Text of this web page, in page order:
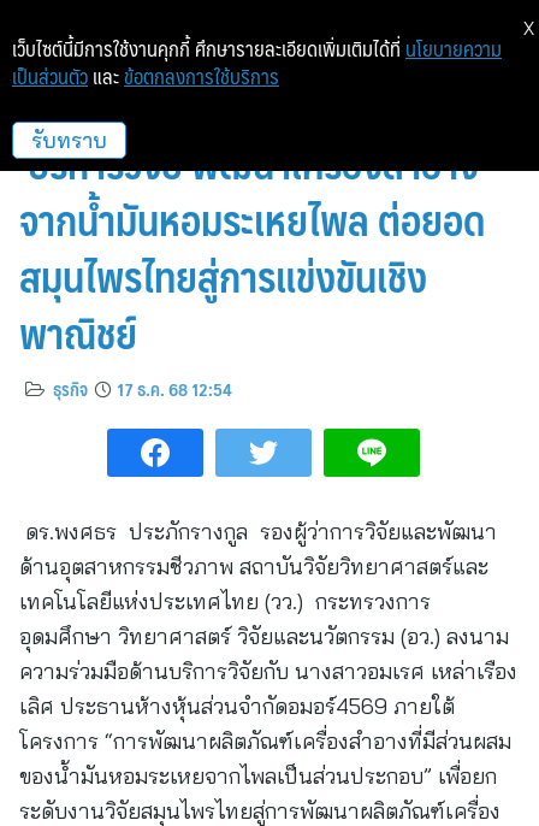
วว. ร่วมมือ หจก. อมอร์4569
บริการวิจัย พัฒนาเครื่องสำอาง
จากน้ำมันหอมระเหยไพล ต่อยอด
สมุนไพรไทยสู่การแข่งขันเชิง
พาณิชย์
ธุรกิจ 17 ธ.ค. 68 12:54
ดร.พงศธร ประภักรางกูล รองผู้ว่าการวิจัยและพัฒนา
ด้านอุตสาหกรรมชีวภาพ สถาบันวิจัยวิทยาศาสตร์และ
เทคโนโลยีแห่งประเทศไทย (วว.) กระทรวงการ
อุดมศึกษา วิทยาศาสตร์ วิจัยและนวัตกรรม (อว.) ลงนาม
ความร่วมมือด้านบริการวิจัยกับ นางสาวอมเรศ เหล่าเรือง
เลิศ ประธานห้างหุ้นส่วนจำกัดอมอร์4569 ภายใต้
โครงการ “การพัฒนาผลิตภัณฑ์เครื่องสำอางที่มีส่วนผสม
ของน้ำมันหอมระเหยจากไพลเป็นส่วนประกอบ” เพื่อยก
ระดับงานวิจัยสมุนไพรไทยสู่การพัฒนาผลิตภัณฑ์เครื่อง
เว็บไซต์นี้มีการใช้งานคุกกี้ ศึกษารายละเอียดเพิ่มเติมได้ที่ นโยบายความ
เป็นส่วนตัว และ ข้อตกลงการใช้บริการ
รับทราบ
X